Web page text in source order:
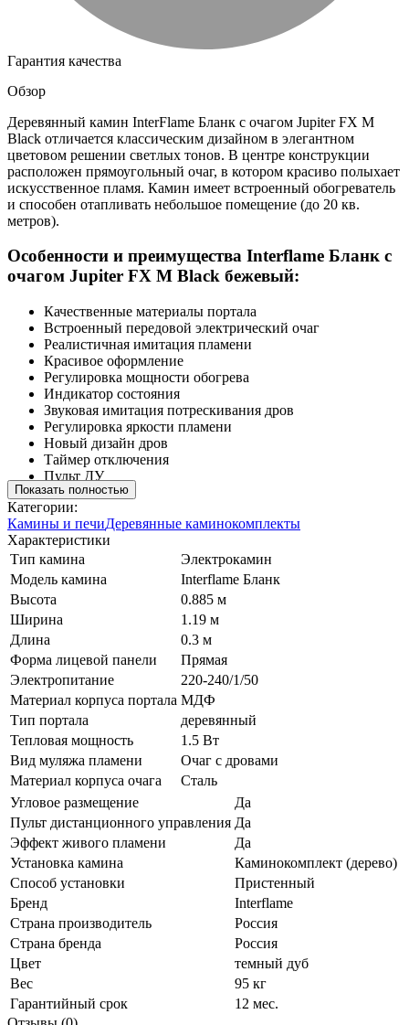
Гарантия качества
Обзор
Деревянный камин InterFlame Бланк с очагом Jupiter FX M
Black отличается классическим дизайном в элегантном
цветовом решении светлых тонов. В центре конструкции
расположен прямоугольный очаг, в котором красиво полыхает
искусственное пламя. Камин имеет встроенный обогреватель
и способен отапливать небольшое помещение (до 20 кв.
метров).
Особенности и преимущества Interflame Бланк с
очагом Jupiter FX M Black бежевый:
Качественные материалы портала
Встроенный передовой электрический очаг
Реалистичная имитация пламени
Красивое оформление
Регулировка мощности обогрева
Индикатор состояния
Звуковая имитация потрескивания дров
Регулировка яркости пламени
Новый дизайн дров
Таймер отключения
Пульт ДУ
Показать полностью
Категории:
Камины и печиДеревянные каминокомплекты
Характеристики
Тип камина
Электрокамин
Модель камина
Interflame Бланк
Высота
0.885 м
Ширина
1.19 м
Длина
0.3 м
Форма лицевой панели
Прямая
Электропитание
220-240/1/50
Материал корпуса портала МДФ
Тип портала
деревянный
Тепловая мощность
1.5 Вт
Вид муляжа пламени
Очаг с дровами
Материал корпуса очага
Сталь
Угловое размещение
Да
Пульт дистанционного управления Да
Эффект живого пламени
Да
Установка камина
Каминокомплект (дерево)
Способ установки
Пристенный
Бренд
Interflame
Страна производитель
Россия
Страна бренда
Россия
Цвет
темный дуб
Вес
95 кг
Гарантийный срок
12 мес.